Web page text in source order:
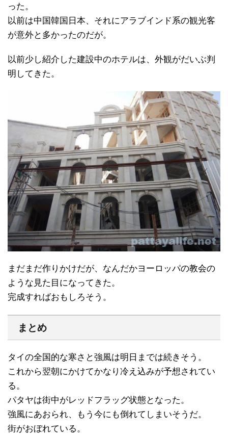
った。
以前は中国韓国日本、それにアラブインド系の観光客
が意外と多かったのだが。
以前少し紹介した建設中のホテルは、外観がだいぶ判
明してきた。
まだまだ作りかけだが、なんだかヨーロッパの教会の
ような見た目になってきた。
完成すればおもしろそう。
まとめ
タイの全国的な寒さと強風は明日までは続きそう。
これから翌朝にかけてかなり冷え込みが予想されてい
る。
パタヤは街中がレッドフラッグ状態となった。
強風にあおられ、もう今にも倒れてしまいそうだ。
街がおぼれている。